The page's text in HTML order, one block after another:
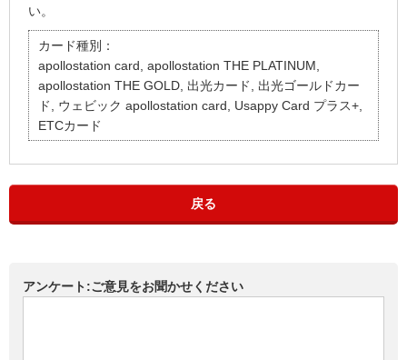
い。
カード種別：
apollostation card, apollostation THE PLATINUM,
apollostation THE GOLD, 出光カード, 出光ゴールドカー
ド, ウェビック apollostation card, Usappy Card プラス+,
ETCカード
戻る
アンケート:ご意見をお聞かせください